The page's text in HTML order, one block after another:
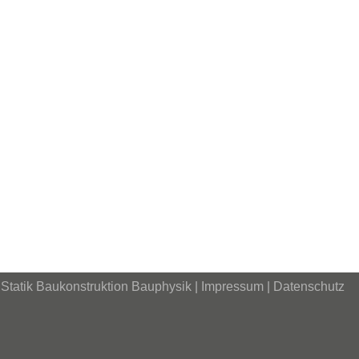
Baukonstruktion Bauphysik | Impressum Datenschutz